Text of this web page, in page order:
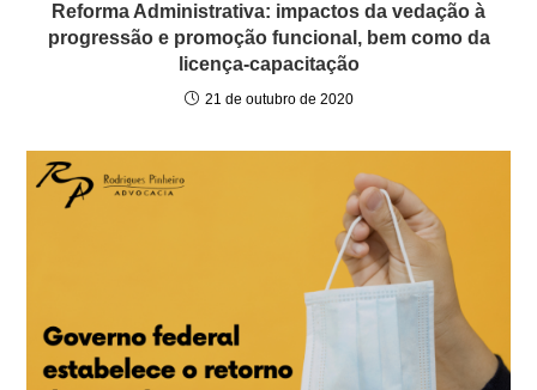
Reforma Administrativa: impactos da vedação à
progressão e promoção funcional, bem como da
licença-capacitação
21 de outubro de 2020